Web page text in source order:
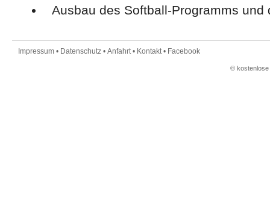
Ausbau des Softball-Programms und
Impressum • Datenschutz • Anfahrt• Kontakt• Facebook
© kostenlose